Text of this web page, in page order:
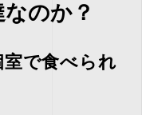
のか？
で食べられ